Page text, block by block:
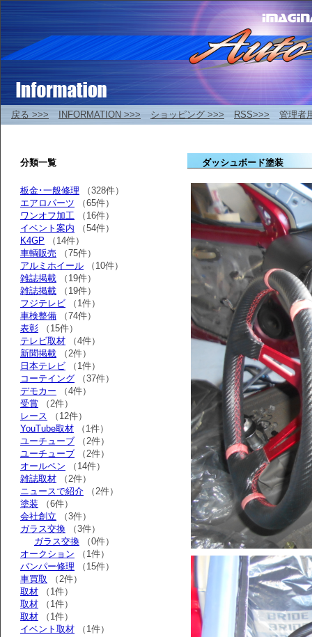
戻る >>> INFORMATION >>> ショッピング >>> RSS>>> 管理者
ダッシュボード塗装
分類一覧
板金･一般修理 （328件）
エアロパーツ （65件）
ワンオフ加工 （16件）
イベント案内 （54件）
K4GP （14件）
車輌販売 （75件）
アルミホイール （10件）
雑誌掲載 （19件）
雑誌掲載 （19件）
フジテレビ （1件）
車検整備 （74件）
表彰 （15件）
テレビ取材 （4件）
新聞掲載 （2件）
日本テレビ （1件）
コーテイング （37件）
デモカー （4件）
受賞 （2件）
レース （12件）
YouTube取材 （1件）
ユーチューブ （2件）
ユーチューブ （2件）
オールペン （14件）
雑誌取材 （2件）
ニュースで紹介 （2件）
塗装 （6件）
会社創立 （3件）
ガラス交換 （3件）
ガラス交換 （0件）
オークション （1件）
バンパー修理 （15件）
車買取 （2件）
取材 （1件）
取材 （1件）
取材 （1件）
イベント取材 （1件）